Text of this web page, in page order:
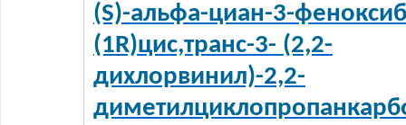
(S)-альфа-циан-3-
(1R)цис,транс-3- (2,2-
дихлорвинил)-2,2-